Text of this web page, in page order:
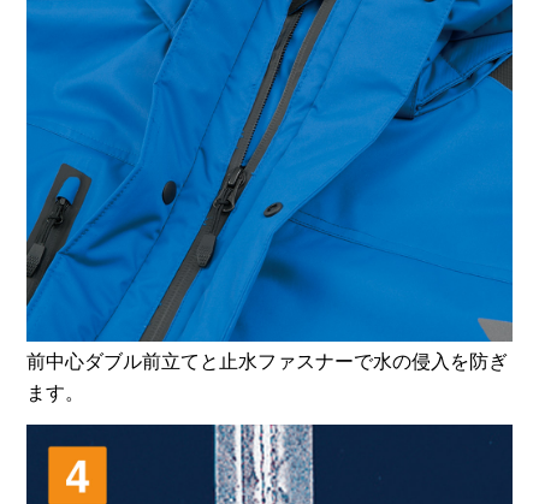
お買い物を続ける カートへ進む
前中心ダブル前立てと止水ファスナーで水の侵入を防ぎ
ます。